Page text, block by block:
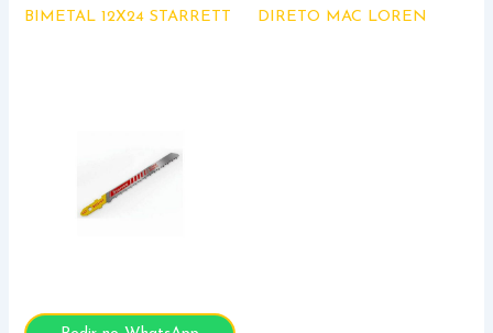
BIMETAL 12X24 STARRETT
DIRETO MAC LOREN